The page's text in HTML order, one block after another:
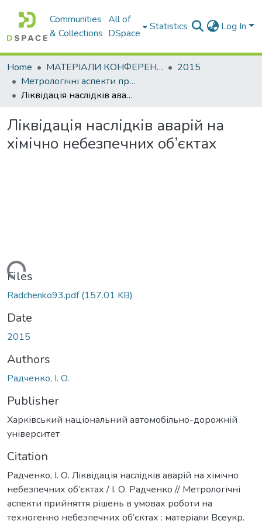
Communities
& Collections
All of
DSpace
Statistics Log In
Home МАТЕРІАЛИ КОНФЕРЕНЦІЙ
2015
Метрологічні аспекти прийняття рішень в умовах роботи на техногенно небезпечних об’єктах : присвячено 85-річчю ХНАДУ : матеріали Всеукраїнської науково-практичної конференції студентів та молодих вчених
Ліквідація наслідків аварій на хімічно небезпечних об’єктах
Ліквідація наслідків аварій на
хімічно небезпечних об’єктах
Loading...
Files
Radchenko93.pdf(157.01 KB)
Date
2015
Authors
Радченко, І. О.
Publisher
Харківський національний автомобільно-дорожній
університет
Citation
Радченко, І. О. Ліквідація наслідків аварій на хімічно
небезпечних об’єктах / І. О. Радченко // Метрологічні
аспекти прийняття рішень в умовах роботи на
техногенно небезпечних об’єктах : матеріали Всеукр.